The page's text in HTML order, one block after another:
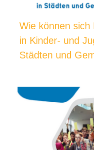
Wie können sich
in Kinder- und
Städten und